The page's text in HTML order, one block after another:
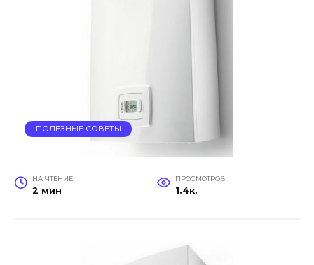
ПОЛЕЗНЫЕ СОВЕТЫ
НА ЧТЕНИЕ
2 мин
ПРОСМОТРОВ
1.4к.